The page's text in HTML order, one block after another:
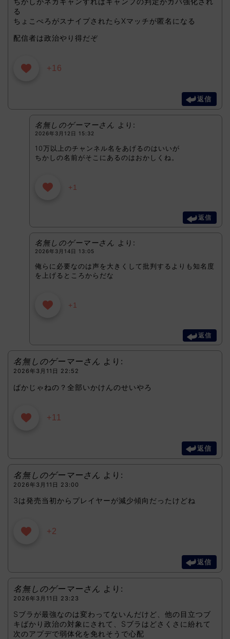
る
ちょこぺろがスナイプされたらXマッチが匿名になる
配信者は政治やり得だぞ
+16
返信
名無しのゲーマーさん より:
2026年3月12日 15:32
10万以上のチャンネル名をあげるのはいいが
ちかしの名前がそこにあるのはおかしくね。
+1
返信
名無しのゲーマーさん より:
2026年3月14日 13:05
俺らに必要なのは声を大きくして批判するよりも知名度
を上げるところからだな
+1
返信
名無しのゲーマーさん より:
2026年3月11日 22:52
ばかじゃねの？全部いかけんのせいやろ
+11
返信
名無しのゲーマーさん より:
2026年3月11日 23:00
3は発売当初からプレイヤーが減少傾向だったけどね
+2
返信
名無しのゲーマーさん より:
2026年3月11日 23:23
Sブラが最強なのは変わってないんだけど、他の目立つブ
キばかり政治の対象にされて、Sブラはどさくさに紛れて
次のアプデで弱体化を免れそうで心配